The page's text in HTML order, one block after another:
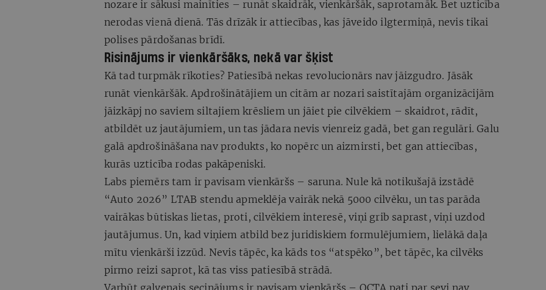
nozare ir sākusi mainīties – runāt skaidrāk, vienkāršāk, saprotamāk. Bet uzticība
nerodas vienā dienā. Tās drīzāk ir attiecības, kas jāveido ilgtermiņā, nevis tikai
polises pārdošanas brīdī.
Risinājums ir vienkāršāks, nekā var šķist
Kā tad turpmāk rīkoties? Patiesībā nekas revolucionārs nav jāizgudro. Jāsāk
runāt vienkāršāk. Apdrošinātājiem un citām ar nozari saistītajām organizācijām
jāizkāpj no saviem siltajiem krēsliem un jāiet pie cilvēkiem – skaidrot, rādīt,
atbildēt uz jautājumiem, un tas jādara nevis vienreiz gadā, bet gan regulāri. Galu
galā apdrošināšana nav produkts, ko nopērc un aizmirsti, bet gan attiecības,
kurās uzticība rodas pakāpeniski.
Labs piemērs tam ir pavisam vienkāršs – saruna. Nule kā notikušajā izstādē
“Auto 2026” LTAB stendu apmeklēja vairāk nekā 5000 cilvēku, un tas parāda
vairākas būtiskas lietas, proti, cilvēkiem interesē, viņi grib saprast, viņi uzdod
jautājumus. Un, kad viņiem atbild bez juridiskiem formulējumiem, lielākā daļa
mītu vienkārši izzūd. Nevis tāpēc, ka kāds tos “atspēko”, bet tāpēc, ka cilvēks
pirmo reizi saprot, kā tas viss patiesībā strādā.
Varbūt galvenais secinājums ir pavisam vienkāršs – OCTA pati par sevi nav